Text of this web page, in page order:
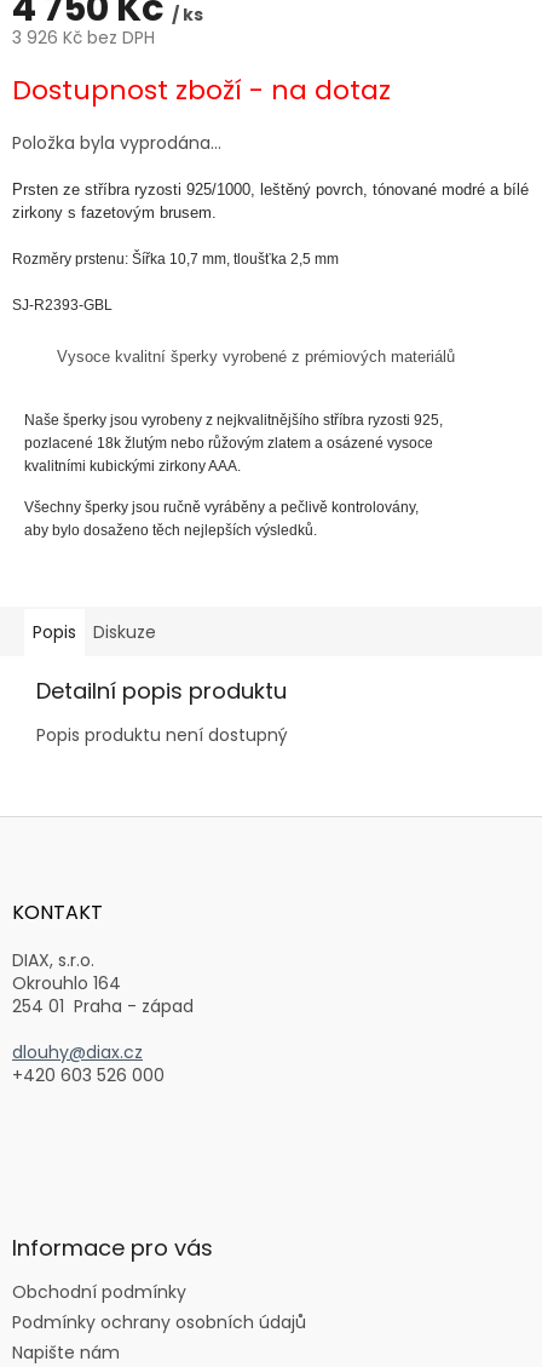
/ ks
3 926 Kč bez DPH
cena:
Dostupnost zboží - na dotaz
Položka byla vyprodána…
Prsten ze stříbra ryzosti 925/1000, leštěný povrch, tónované modré a bílé
zirkony s fazetovým brusem.
Rozměry prstenu: Šířka 10,7 mm, tloušťka 2,5 mm
SJ-R2393-GBL
Vysoce kvalitní šperky vyrobené z prémiových materiálů
Naše šperky jsou vyrobeny z nejkvalitnějšího stříbra ryzosti 925,
pozlacené 18k žlutým nebo růžovým zlatem a osázené vysoce
kvalitními kubickými zirkony AAA.
Všechny šperky jsou ručně vyráběny a pečlivě kontrolovány,
aby bylo dosaženo těch nejlepších výsledků.
Popis Diskuze
Detailní popis produktu
Popis produktu není dostupný
Z
aKONTAKT
DIAX, s.r.o.
Okrouhlo 164
254 01 Praha - západ
dlouhy@diax.cz
+420 603 526 000
Informace pro vás
Obchodní podmínky
Podmínky ochrany osobních údajů
Napište nám